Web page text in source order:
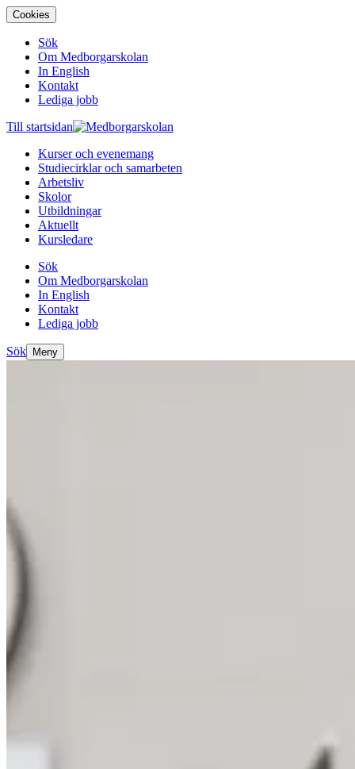
Cookies
Sök
Om Medborgarskolan
In English
Kontakt
Lediga jobb
Till startsidan
Kurser och evenemang
Studiecirklar och samarbeten
Arbetsliv
Skolor
Utbildningar
Aktuellt
Kursledare
Sök
Om Medborgarskolan
In English
Kontakt
Lediga jobb
Sök Meny